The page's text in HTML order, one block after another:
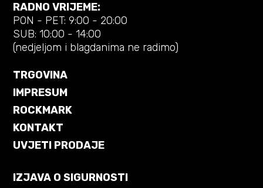
RADNO VRIJEME:
PON - PET: 9:00 - 20:00
SUB: 10:00 - 14:00
(nedjeljom i blagdanima ne radimo)
TRGOVINA
IMPRESUM
ROCKMARK
KONTAKT
UVJETI PRODAJE
IZJAVA O SIGURNOSTI